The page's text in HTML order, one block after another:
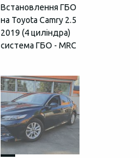
Встановлення ГБО
на Toyota Camry 2.5
2019 (4 циліндра)
система ГБО - MRC